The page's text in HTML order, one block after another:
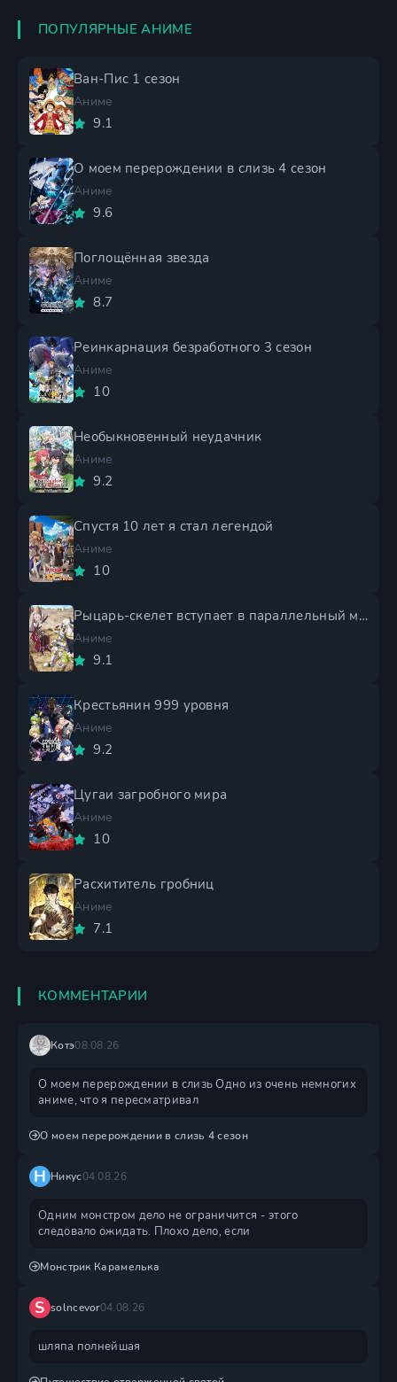
ПОПУЛЯРНЫЕ АНИМЕ
Ван-Пис 1 сезон
Аниме
9.1
О моем перерождении в слизь 4 сезон
Аниме
9.6
Поглощённая звезда
Аниме
8.7
Реинкарнация безработного 3 сезон
Аниме
10
Необыкновенный неудачник
Аниме
9.2
Спустя 10 лет я стал легендой
Аниме
10
Рыцарь-скелет вступает в параллельный мир 2 сезон
Аниме
9.1
Крестьянин 999 уровня
Аниме
9.2
Цугаи загробного мира
Аниме
10
Расхититель гробниц
Аниме
7.1
КОММЕНТАРИИ
Котэ08.08.26
О моем перерождении в слизь Одно из очень немногих
аниме, что я пересматривал
О моем перерождении в слизь 4 сезон
Н Никус04.08.26
Одним монстром дело не ограничится - этого
следовало ожидать. Плохо дело, если
Монстрик Карамелька
S solncevor04.08.26
шляпа полнейшая